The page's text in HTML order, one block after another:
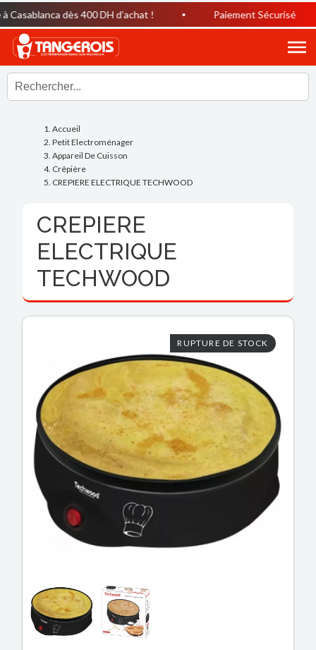
dès 400 DH d’achat ! Paiement Sécurisé
Accueil
Petit Electroménager
Appareil De Cuisson
Crêpière
CREPIERE ELECTRIQUE TECHWOOD
CREPIERE
ELECTRIQUE
TECHWOOD
RUPTURE DE STOCK